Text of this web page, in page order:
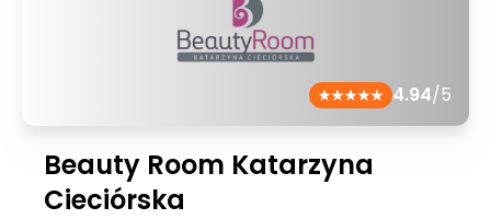
4.94/5
Beauty Room Katarzyna
Cieciórska